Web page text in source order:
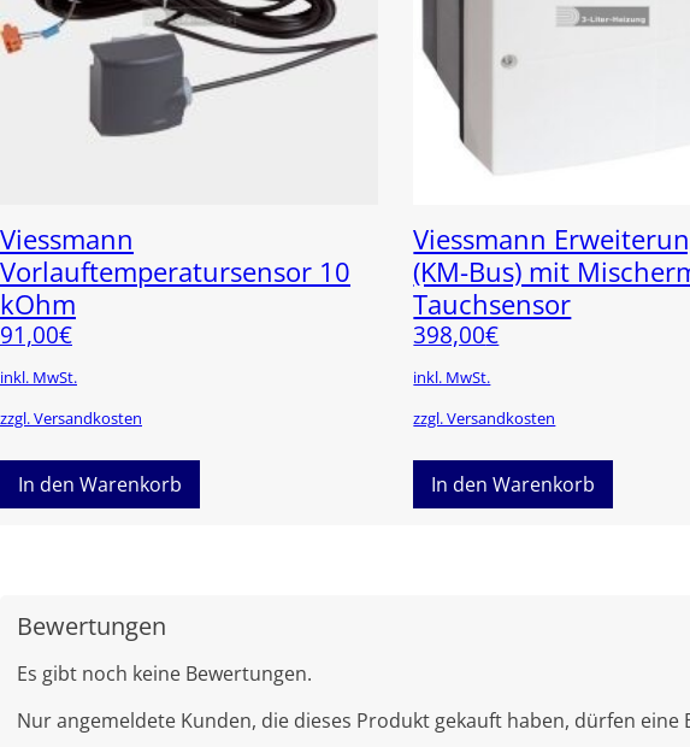
Viessmann
Vorlauftemperatursensor 10
kOhm
91,00€
inkl. MwSt.
zzgl. Versandkosten
In den Warenkorb
Viessmann
(KM-Bus) mit
Tauchsensor
398,00€
inkl. MwSt.
zzgl. Versandkosten
In den Warenkorb
Bewertungen
Es gibt noch keine Bewertungen.
Nur angemeldete Kunden, die dieses Produkt gekauft haben, dürfen eine